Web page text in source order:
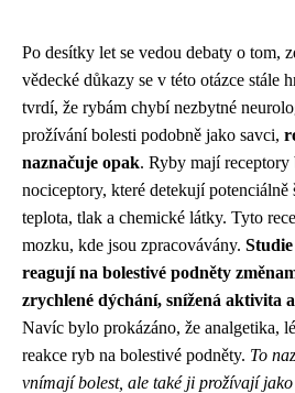
Po desítky let se vedou debaty o tom,
vědecké důkazy se v této otázce stále
tvrdí, že rybám chybí nezbytné
prožívání bolesti podobně jako savci,
naznačuje opak. Ryby mají receptory
nociceptory, které detekují
teplota, tlak a chemické látky. Tyto
mozku, kde jsou zpracovávány.
reagují na bolestivé podněty
zrychlené dýchání, snížená aktivita
Navíc bylo prokázáno, že analgetika,
reakce ryb na bolestivé podněty. To
vnímají bolest, ale také ji prožívají